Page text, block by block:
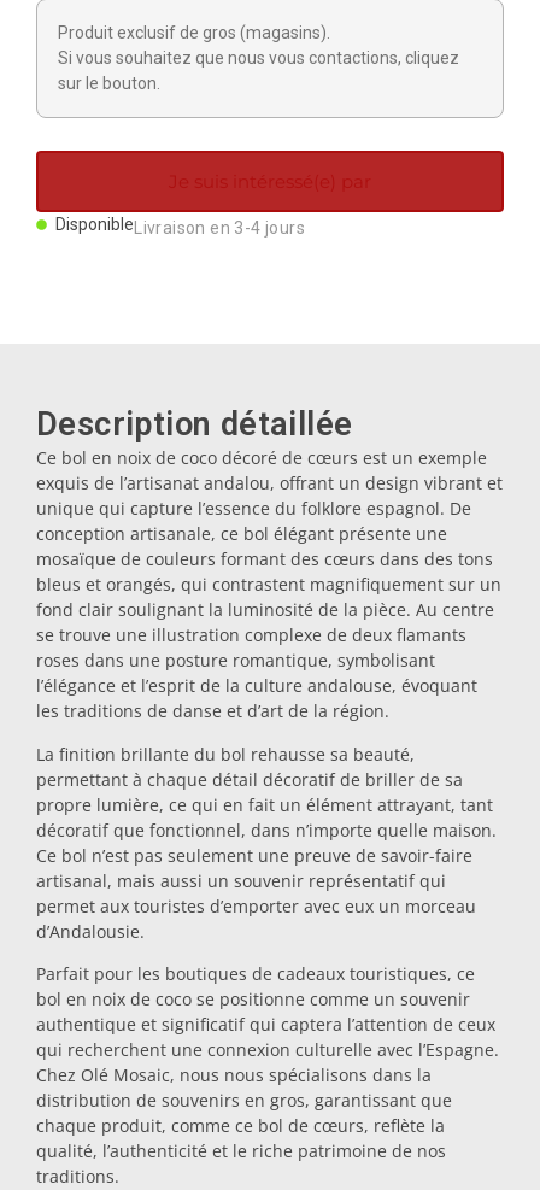
Figurines
Porte-clés
Sous-verres
Bouchons
Huiliers
Dessous-de-plat
Verres
Verres à shot
Souvenirs par ville
Souvenirs d'Espagne
Produit exclusif de gros (magasins).
Si vous souhaitez que nous vous contactions, cliquez
sur le bouton.
Je suis intéressé(e) par
DisponibleLivraison en 3-4 jours
Description détaillée
Ce bol en noix de coco décoré de cœurs est un exemple
exquis de l’artisanat andalou, offrant un design vibrant et
unique qui capture l’essence du folklore espagnol. De
conception artisanale, ce bol élégant présente une
mosaïque de couleurs formant des cœurs dans des tons
bleus et orangés, qui contrastent magnifiquement sur un
fond clair soulignant la luminosité de la pièce. Au centre
se trouve une illustration complexe de deux flamants
roses dans une posture romantique, symbolisant
l’élégance et l’esprit de la culture andalouse, évoquant
les traditions de danse et d’art de la région.
La finition brillante du bol rehausse sa beauté,
permettant à chaque détail décoratif de briller de sa
propre lumière, ce qui en fait un élément attrayant, tant
décoratif que fonctionnel, dans n’importe quelle maison.
Ce bol n’est pas seulement une preuve de savoir-faire
artisanal, mais aussi un souvenir représentatif qui
permet aux touristes d’emporter avec eux un morceau
d’Andalousie.
Parfait pour les boutiques de cadeaux touristiques, ce
bol en noix de coco se positionne comme un souvenir
authentique et significatif qui captera l’attention de ceux
qui recherchent une connexion culturelle avec l’Espagne.
Chez Olé Mosaic, nous nous spécialisons dans la
distribution de souvenirs en gros, garantissant que
chaque produit, comme ce bol de cœurs, reflète la
qualité, l’authenticité et le riche patrimoine de nos
traditions.